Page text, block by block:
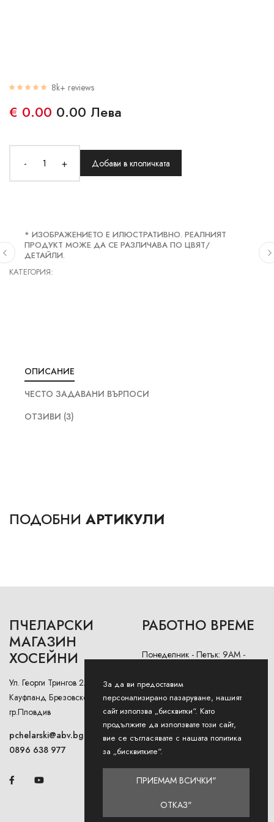
8k+ reviews
€ 0.00 0.00 Лева
- + Добави в клоличката
* ИЗОБРАЖЕНИЕТО Е ИЛЮСТРАТИВНО. РЕАЛНИЯТ
ПРОДУКТ МОЖЕ ДА СЕ РАЗЛИЧАВА ПО ЦВЯТ/
ДЕТАЙЛИ.
КАТЕГОРИЯ:
ОПИСАНИЕ
ЧЕСТО ЗАДАВАНИ ВЪРПОСИ
ОТЗИВИ (3)
ПОДОБНИ АРТИКУЛИ
ПЧЕЛАРСКИ
МАГАЗИН
ХОСЕЙНИ
Ул. Георги Трингов 2А (до
Кауфланд Брезовско Шосе),
гр.Пловдив
pchelarski@abv.bg
0896 638 977
РАБОТНО ВРЕМЕ
Понеделник - Петък: 9AM -
Събота: 9AM - 13PM
Неделя: Затворено
За да ви предоставим
персонализирано пазаруване, нашият
сайт използва „бисквитки“. Като
продължите да използвате този сайт,
вие се съгласявате с нашата политика
за „бисквитките“.
ПРИЕМАМ ВСИЧКИ"
ОТКАЗ"